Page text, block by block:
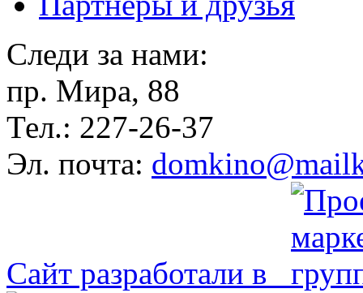
Следи за нами:
пр. Мира, 88
Тел.: 227-26-37
Эл. почта:
Сайт разработали в